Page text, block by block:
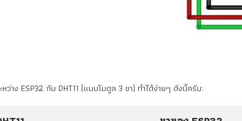
ว่าง ESP32 กับ DHT11 (แบบโมดูล 3 ขา) ทำได้ง่ายๆ ดังนี้ครับ: